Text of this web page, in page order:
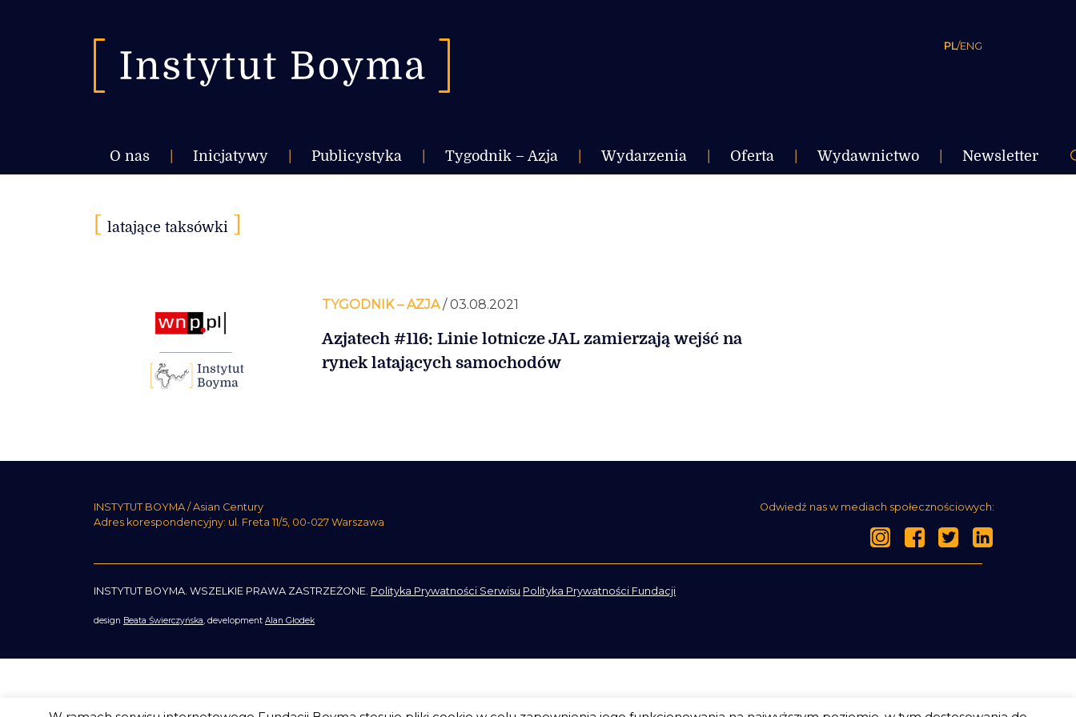
PL/ENG
O nas Inicjatywy Publicystyka Tygodnik – Azja Wydarzenia Oferta Wydawnictwo Newsletter
latające taksówki
TYGODNIK – AZJA/ 03.08.2021
Azjatech #116: Linie lotnicze JAL zamierzają wejść na
rynek latających samochodów
INSTYTUT BOYMA / Asian Century
Adres korespondencyjny: ul. Freta 11/5, 00-027 Warszawa
Odwiedź nas w mediach społecznościowych:
INSTYTUT BOYMA. WSZELKIE PRAWA ZASTRZEŻONE. Polityka Prywatności Serwisu Polityka Prywatności Fundacji
design Beata Świerczyńska, development Alan Głodek